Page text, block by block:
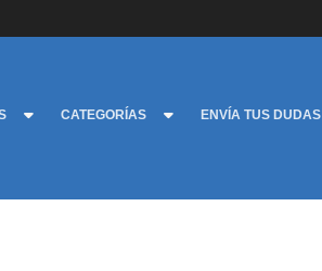
CATEGORÍAS ENVÍA TUS DUDAS